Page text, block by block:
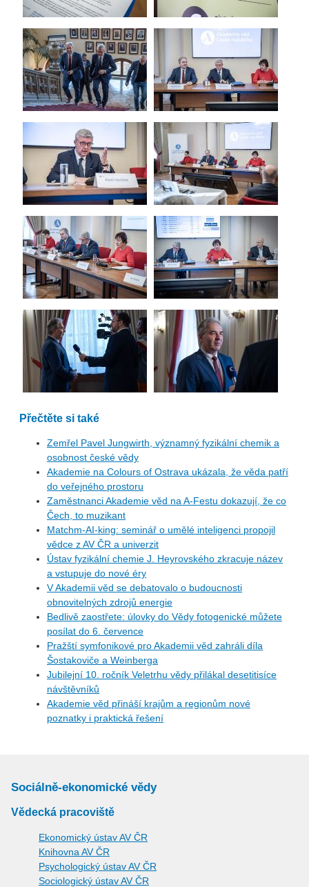
Přečtěte si také
Zemřel Pavel Jungwirth, významný fyzikální chemik a
osobnost české vědy
Akademie na Colours of Ostrava ukázala, že věda patří
do veřejného prostoru
Zaměstnanci Akademie věd na A-Festu dokazují, že co
Čech, to muzikant
Matchm-AI-king: seminář o umělé inteligenci propojil
vědce z AV ČR a univerzit
Ústav fyzikální chemie J. Heyrovského zkracuje název
a vstupuje do nové éry
V Akademii věd se debatovalo o budoucnosti
obnovitelných zdrojů energie
Bedlivě zaostřete: úlovky do Vědy fotogenické můžete
posílat do 6. července
Pražští symfonikové pro Akademii věd zahráli díla
Šostakoviče a Weinberga
Jubilejní 10. ročník Veletrhu vědy přilákal desetitisíce
návštěvníků
Akademie věd přináší krajům a regionům nové
poznatky i praktická řešení
Sociálně-ekonomické vědy
Vědecká pracoviště
Ekonomický ústav AV ČR
Knihovna AV ČR
Psychologický ústav AV ČR
Sociologický ústav AV ČR